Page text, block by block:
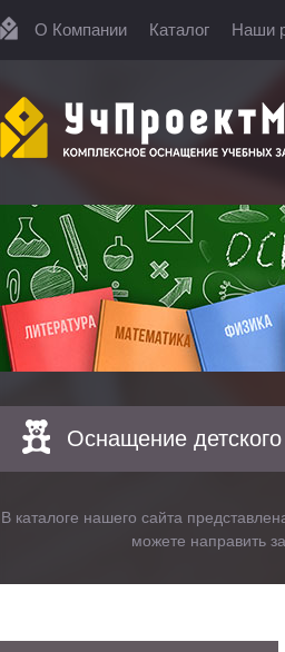
О Компании Каталог Наши
Оснащение
В каталоге нашего сайта
можете направить